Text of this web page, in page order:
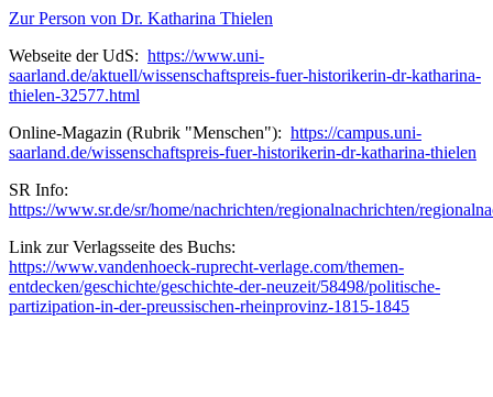
Zur Person von Dr. Katharina Thielen
Webseite der UdS: https://www.uni-
saarland.de/aktuell/wissenschaftspreis-fuer-historikerin-dr-katharina-
thielen-32577.html
Online-Magazin (Rubrik "Menschen"): https://campus.uni-
saarland.de/wissenschaftspreis-fuer-historikerin-dr-katharina-thielen
SR Info:
https://www.sr.de/sr/home/nachrichten/regionalnachrichten/
Link zur Verlagsseite des Buchs:
https://www.vandenhoeck-ruprecht-verlage.com/themen-
entdecken/geschichte/geschichte-der-neuzeit/58498/politische-
partizipation-in-der-preussischen-rheinprovinz-1815-1845